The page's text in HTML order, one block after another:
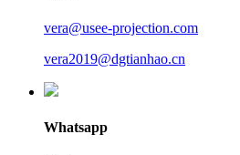
vera@usee-projection.com
vera2019@dgtianhao.cn
Whatsapp